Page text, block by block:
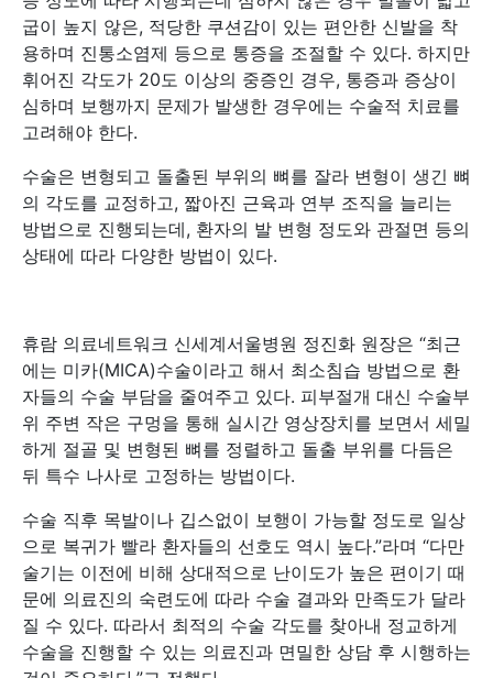
굽이 높지 않은, 적당한 쿠션감이 있는 편안한 신발을 착
용하며 진통소염제 등으로 통증을 조절할 수 있다. 하지만
휘어진 각도가 20도 이상의 중증인 경우, 통증과 증상이
심하며 보행까지 문제가 발생한 경우에는 수술적 치료를
고려해야 한다.
수술은 변형되고 돌출된 부위의 뼈를 잘라 변형이 생긴 뼈
의 각도를 교정하고, 짧아진 근육과 연부 조직을 늘리는
방법으로 진행되는데, 환자의 발 변형 정도와 관절면 등의
상태에 따라 다양한 방법이 있다.
휴람 의료네트워크 신세계서울병원 정진화 원장은 “최근
에는 미카(MICA)수술이라고 해서 최소침습 방법으로 환
자들의 수술 부담을 줄여주고 있다. 피부절개 대신 수술부
위 주변 작은 구멍을 통해 실시간 영상장치를 보면서 세밀
하게 절골 및 변형된 뼈를 정렬하고 돌출 부위를 다듬은
뒤 특수 나사로 고정하는 방법이다.
수술 직후 목발이나 깁스없이 보행이 가능할 정도로 일상
으로 복귀가 빨라 환자들의 선호도 역시 높다.”라며 “다만
술기는 이전에 비해 상대적으로 난이도가 높은 편이기 때
문에 의료진의 숙련도에 따라 수술 결과와 만족도가 달라
질 수 있다. 따라서 최적의 수술 각도를 찾아내 정교하게
수술을 진행할 수 있는 의료진과 면밀한 상담 후 시행하는